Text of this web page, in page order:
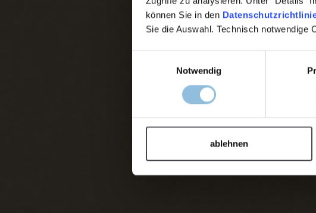
können Sie in den
Sie die Auswahl. Technisch notwendige
Notwendig
ablehnen